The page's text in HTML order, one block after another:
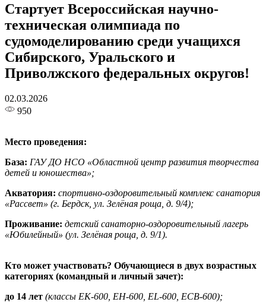
Стартует Всероссийская научно-
техническая олимпиада по
судомоделированию среди учащихся
Сибирского, Уральского и
Приволжского федеральных округов!
02.03.2026
950
Место проведения:
База: ГАУ ДО НСО «Областной центр развития творчества
детей и юношества»;
Акватория: спортивно-оздоровительный комплекс санатория
«Рассвет» (г. Бердск, ул. Зелёная роща, д. 9/4);
Проживание: детский санаторно-оздоровительный лагерь
«Юбилейный» (ул. Зелёная роща, д. 9/1).
Кто может участвовать? Обучающиеся в двух возрастных
категориях (командный и личный зачет):
до 14 лет (классы ЕК-600, ЕН-600, ЕL-600, ЕСВ-600);